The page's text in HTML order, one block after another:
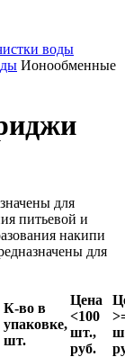
воды
Ионообменные
для
питьевой и
накипи
для
К-во в
упаковке,
шт.
Цена
<100
шт.,
руб.